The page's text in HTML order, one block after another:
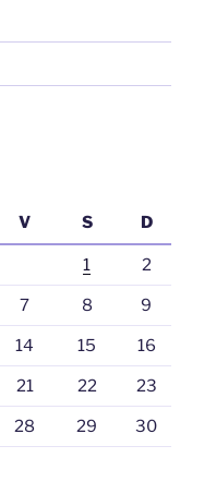
V S D
1 2
7 8 9
14 15 16
21 22 23
28 29 30